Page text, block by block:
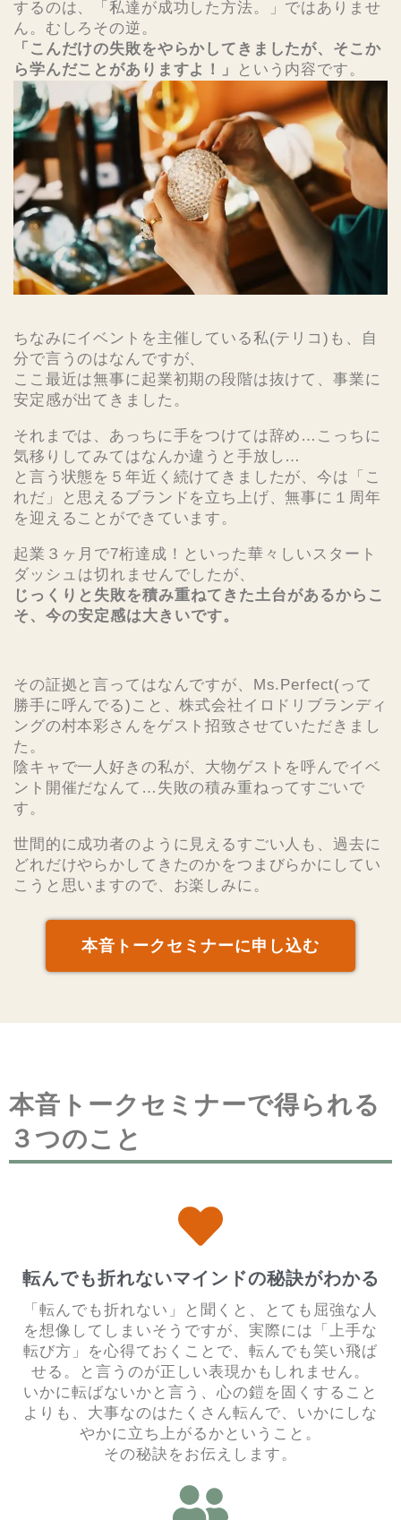
するのは、「私達が成功した方法。」ではありませ
ん。むしろその逆。
「こんだけの失敗をやらかしてきましたが、そこか
ら学んだことがありますよ！」
という内容です。
ちなみにイベントを主催している私(テリコ)も、自
分で言うのはなんですが、
ここ最近は無事に起業初期の段階は抜けて、事業に
安定感が出てきました。
それまでは、あっちに手をつけては辞め…こっちに
気移りしてみてはなんか違うと手放し…
と言う状態を５年近く続けてきましたが、今は「こ
れだ」と思えるブランドを立ち上げ、無事に１周年
を迎えることができています。
起業３ヶ月で7桁達成！といった華々しいスタート
ダッシュは切れませんでしたが、
じっくりと失敗を積み重ねてきた土台があるからこ
そ、今の安定感は大きいです。
その証拠と言ってはなんですが、Ms.Perfect(って
勝手に呼んでる)こと、株式会社イロドリブランディ
ングの村本彩さんをゲスト招致させていただきまし
た。
陰キャで一人好きの私が、大物ゲストを呼んでイベ
ント開催だなんて…失敗の積み重ねってすごいで
す。
世間的に成功者のように見えるすごい人も、過去に
どれだけやらかしてきたのかをつまびらかにしてい
こうと思いますので、お楽しみに。
本音トークセミナーに申し込む
本音トークセミナーで得られる
３つのこと
転んでも折れないマインドの秘訣がわかる
「転んでも折れない」と聞くと、とても屈強な人
を想像してしまいそうですが、実際には「上手な
転び方」を心得ておくことで、転んでも笑い飛ば
せる。と言うのが正しい表現かもしれません。
いかに転ばないかと言う、心の鎧を固くすること
よりも、大事なのはたくさん転んで、いかにしな
やかに立ち上がるかということ。
その秘訣をお伝えします。